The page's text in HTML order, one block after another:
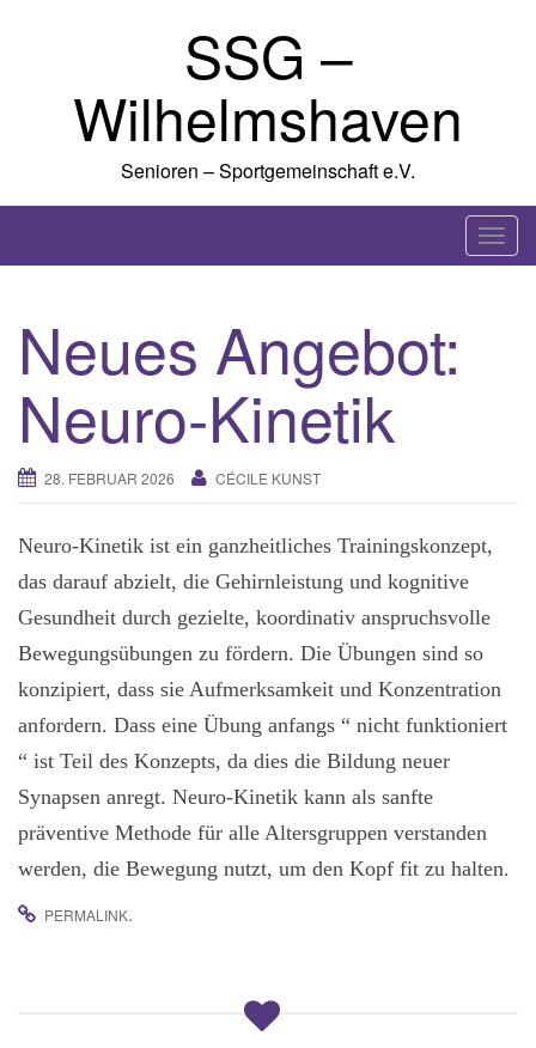
SSG –
Wilhelmshaven
Senioren – Sportgemeinschaft e.V.
T
o
n
Neues Angebot:
Neuro-Kinetik
28. FEBRUAR 2026 CÉCILE KUNST
Neuro-Kinetik ist ein ganzheitliches Trainingskonzept,
das darauf abzielt, die Gehirnleistung und kognitive
Gesundheit durch gezielte, koordinativ anspruchsvolle
Bewegungsübungen zu fördern. Die Übungen sind so
konzipiert, dass sie Aufmerksamkeit und Konzentration
anfordern. Dass eine Übung anfangs “ nicht funktioniert
“ ist Teil des Konzepts, da dies die Bildung neuer
Synapsen anregt. Neuro-Kinetik kann als sanfte
präventive Methode für alle Altersgruppen verstanden
werden, die Bewegung nutzt, um den Kopf fit zu halten.
PERMALINK.